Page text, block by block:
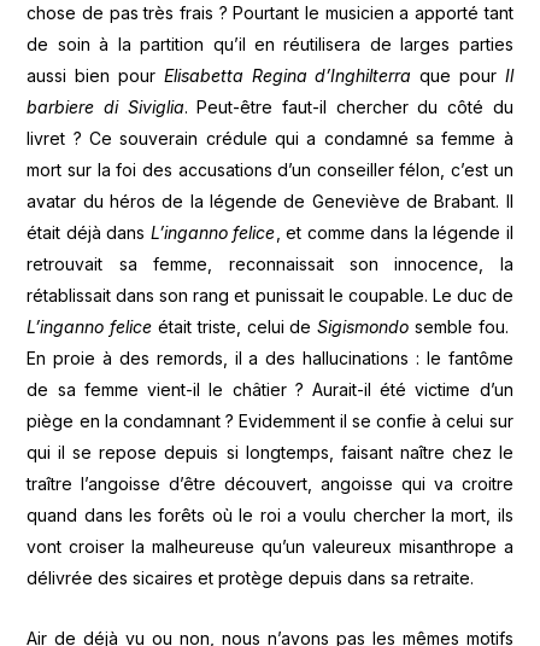
chose de pas très frais ? Pourtant le musicien a apporté tant
de soin à la partition qu’il en réutilisera de larges parties
aussi bien pour Elisabetta Regina d’Inghilterraque pour Il
barbiere di Siviglia. Peut-être faut-il chercher du côté du
livret ? Ce souverain crédule qui a condamné sa femme à
mort sur la foi des accusations d’un conseiller félon, c’est un
avatar du héros de la légende de Geneviève de Brabant. Il
était déjà dans L’inganno felice , et comme dans la légende il
retrouvait sa femme, reconnaissait son innocence, la
rétablissait dans son rang et punissait le coupable. Le duc de
L’inganno felice était triste, celui deSigismondo semble fou.
En proie à des remords, il a des hallucinations : le fantôme
de sa femme vient-il le châtier ? Aurait-il été victime d’un
piège en la condamnant ? Evidemment il se confie à celui sur
qui il se repose depuis si longtemps, faisant naître chez le
traître l’angoisse d’être découvert, angoisse qui va croitre
quand dans les forêts où le roi a voulu chercher la mort, ils
vont croiser la malheureuse qu’un valeureux misanthrope a
délivrée des sicaires et protège depuis dans sa retraite.
Air de déjà vu ou non, nous n’avons pas les mêmes motifs